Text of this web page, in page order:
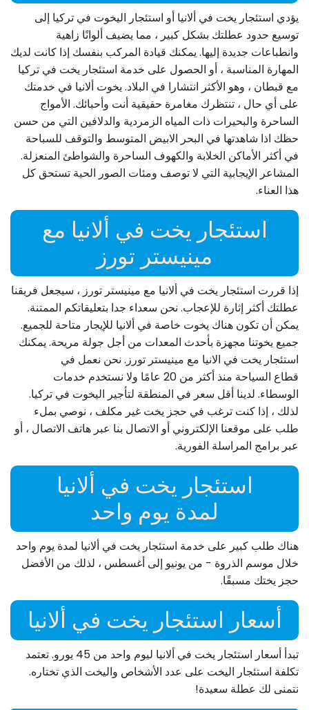
يؤدي استئجار يخت في ألانيا أو استئجار اليخوت في تركيا إلى
توسيع حدود عطلتك بشكل كبير ، مما يضيف ألوانًا زاهية
وانطباعات جديدة إليها. يمكنك قيادة المركب بنفسك إذا كانت لديك
المهارة المناسبة ، أو الحصول على خدمة استئجار يخت في تركيا
مع قبطان ، وهو الأكثر انتشارا في البلاد. يخوت ألانيا في خدمتك
على أي حال ، تنتظرك مغامرة حقيقية أنت وأحبائك. الأمواج
الساحرة والبحيرات ذات المياه الزمردية والدلافين التي من حسن
حظك اذا شاهدتها في البحر الابيض المتوسط والتوقف للسباحة
في أكثر الأماكن الخلابة والكهوف الساحرة والشواطئ المنعزلة.
المشاعر الإيجابية التي لا توصف ومئات الصور الحية تستحق كل
هذا العناء.
استئجار يخت في ألانيا مع
مينيستر تورز
إذا قررت استئجار يخت في ألانيا مع مينيستر تورز ، سيجعل فريقنا
عطلتك أكثر إثارة للإعجاب. نحن سعداء جدا بتعليقاتكم الممتنة.
يمكن أن تكون هناك يخوت خاصة في ألانيا للإيجار متاحة للجميع.
جميع يخوتنا مجهزة بأحدث المعدات من أجل جولة مريحة. يمكنك
استئجار يخت في الانيا مع مينيستر تورز. نحن نعمل في
قطاع السياحة منذ أكثر من 20 عامًا ولا نستخدم خدمات
الوسطاء. لدينا أقل سعر في المنطقة لتأجير اليخوت في تركيا.
لذلك ، إذا كنت ترغب في حجز يخت غير مكلف ، نوصي بملء
طلب على موقعنا الإلكتروني أو الاتصال بنا عبر هاتف الاتصال ، أو
عبر برامج المراسلة الفورية.
استئجار يخت في ألانيا
لمدة يوم واحد
هناك طلب كبير على خدمة استئجار يخت في ألانيا لمدة يوم واحد
خلال موسم الذروة - من يونيو إلى أغسطس ، لذلك من الأفضل
حجز يختك مسبقًا.
أسعار استئجار يخت في ألانيا
تبدأ أسعار استئجار يخت في ألانيا ليوم واحد من 45 يورو. تعتمد
تكلفة استئجار اليخت على عدد الأشخاص واليخت الذي تختاره.
نتمنى لك عطلة سعيدة!